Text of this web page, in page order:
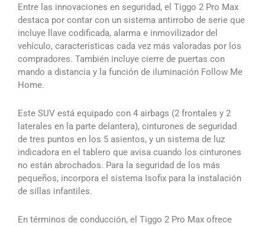
Entre las innovaciones en seguridad, el Tiggo 2 Pro Max
destaca por contar con un sistema antirrobo de serie que
incluye llave codificada, alarma e inmovilizador del
vehículo, características cada vez más valoradas por los
compradores. También incluye cierre de puertas con
mando a distancia y la función de iluminación Follow Me
Home.
Este SUV está equipado con 4 airbags (2 frontales y 2
laterales en la parte delantera), cinturones de seguridad
de tres puntos en los 5 asientos, y un sistema de luz
indicadora en el tablero que avisa cuando los cinturones
no están abrochados. Para la seguridad de los más
pequeños, incorpora el sistema Isofix para la instalación
de sillas infantiles.
En términos de conducción, el Tiggo 2 Pro Max ofrece